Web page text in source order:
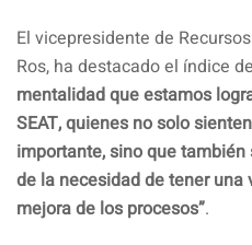
El vicepresidente de
Ros, ha destacado el índice
mentalidad que estamos
SEAT, quienes no solo
importante, sino que
de la necesidad de tener
mejora de los procesos”.